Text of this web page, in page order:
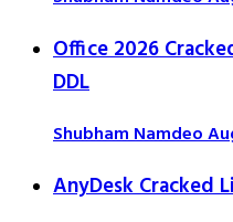
Office 2026
DDL
Shubham Namdeo
AnyDesk Cracked